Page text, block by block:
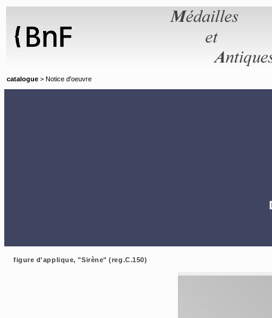
catalogue > Notice d'oeuvre
figure d'applique, "Sirène" (reg.C.150)